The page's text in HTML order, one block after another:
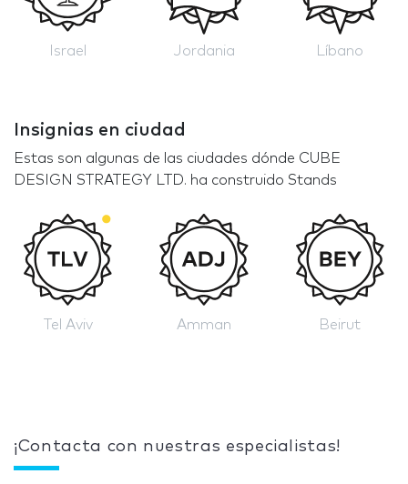
Israel Jordania Líbano
Insignias en ciudad
Estas son algunas de las ciudades dónde CUBE
DESIGN STRATEGY LTD. ha construido Stands
Tel Aviv Amman Beirut
¡Contacta con nuestras especialistas!